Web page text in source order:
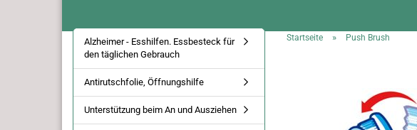
Startseite » Push Brush
Alzheimer - Esshilfen. Essbesteck für
den täglichen Gebrauch
Antirutschfolie, Öffnungshilfe
Unterstützung beim An und Ausziehen